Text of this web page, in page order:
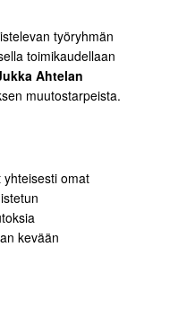
työryhmän
toimikaudellaan
Ahtelan
muutostarpeista.
omat
kevään